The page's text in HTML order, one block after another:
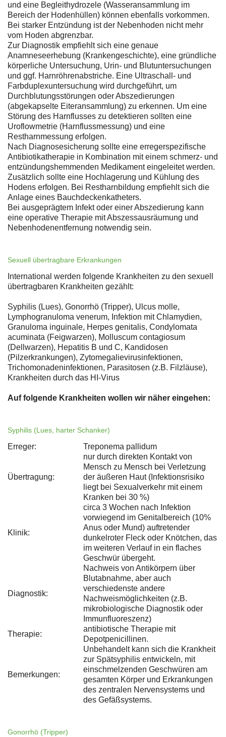
und eine Begleithydrozele (Wasseransammlung im
Bereich der Hodenhüllen) können ebenfalls vorkommen.
Bei starker Entzündung ist der Nebenhoden nicht mehr
vom Hoden abgrenzbar.
Zur Diagnostik empfiehlt sich eine genaue
Anamneseerhebung (Krankengeschichte), eine gründliche
körperliche Untersuchung, Urin- und Blutuntersuchungen
und ggf. Harnröhrenabstriche. Eine Ultraschall- und
Farbduplexuntersuchung wird durchgeführt, um
Durchblutungsstörungen oder Abszedierungen
(abgekapselte Eiteransammlung) zu erkennen. Um eine
Störung des Harnflusses zu detektieren sollten eine
Uroflowmetrie (Harnflussmessung) und eine
Restharnmessung erfolgen.
Nach Diagnosesicherung sollte eine erregerspezifische
Antibiotikatherapie in Kombination mit einem schmerz- und
entzündungshemmenden Medikament eingeleitet werden.
Zusätzlich sollte eine Hochlagerung und Kühlung des
Hodens erfolgen. Bei Restharnbildung empfiehlt sich die
Anlage eines Bauchdeckenkatheters.
Bei ausgeprägtem Infekt oder einer Abszedierung kann
eine operative Therapie mit Abszessausräumung und
Nebenhodenentfernung notwendig sein.
Sexuell übertragbare Erkrankungen
International werden folgende Krankheiten zu den sexuell
übertragbaren Krankheiten gezählt:
Syphilis (Lues), Gonorrhö (Tripper), Ulcus molle,
Lymphogranuloma venerum, Infektion mit Chlamydien,
Granuloma inguinale, Herpes genitalis, Condylomata
acuminata (Feigwarzen), Molluscum contagiosum
(Dellwarzen), Hepatitis B und C, Kandidosen
(Pilzerkrankungen), Zytomegalievirusinfektionen,
Trichomonadeninfektionen, Parasitosen (z.B. Filzläuse),
Krankheiten durch das HI-Virus
Auf folgende Krankheiten wollen wir näher eingehen:
Syphilis (Lues, harter Schanker)
Erreger: Treponema pallidum
Übertragung:
nur durch direkten Kontakt von
Mensch zu Mensch bei Verletzung
der äußeren Haut (Infektionsrisiko
liegt bei Sexualverkehr mit einem
Kranken bei 30 %)
Klinik:
circa 3 Wochen nach Infektion
vorwiegend im Genitalbereich (10%
Anus oder Mund) auftretender
dunkelroter Fleck oder Knötchen, das
im weiteren Verlauf in ein flaches
Geschwür übergeht.
Diagnostik:
Nachweis von Antikörpern über
Blutabnahme, aber auch
verschiedenste andere
Nachweismöglichkeiten (z.B.
mikrobiologische Diagnostik oder
Immunfluoreszenz)
Therapie:
antibiotische Therapie mit
Depotpenicillinen.
Bemerkungen:
Unbehandelt kann sich die Krankheit
zur Spätsyphilis entwickeln, mit
einschmelzenden Geschwüren am
gesamten Körper und Erkrankungen
des zentralen Nervensystems und
des Gefäßsystems.
Gonorrhö (Tripper)